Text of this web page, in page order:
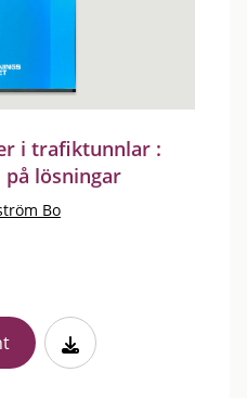
i trafiktunnlar :
på lösningar
Bo